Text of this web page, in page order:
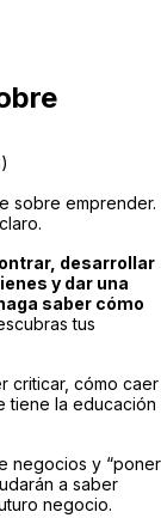
sobre emprender.
desarrollar
y dar una
saber cómo
tus
criticar, cómo caer
tiene la educación
negocios y “poner
a saber
negocio.